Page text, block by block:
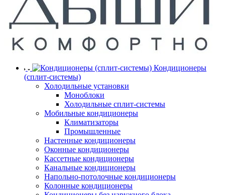
Кондиционеры
(сплит-системы)
Холодильные установки
Моноблоки
Холодильные сплит-системы
Мобильные кондиционеры
Климатизаторы
Промышленные
Настенные кондиционеры
Оконные кондиционеры
Кассетные кондиционеры
Канальные кондиционеры
Напольно-потолочные кондиционеры
Колонные кондиционеры